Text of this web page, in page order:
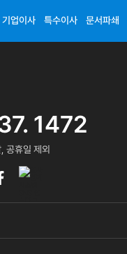
기업이사 특수이사 문서파쇄
1472
휴일 제외